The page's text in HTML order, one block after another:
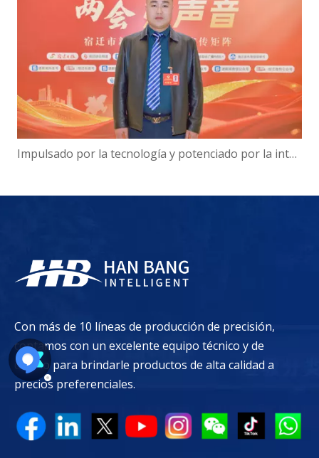
Impulsado por la tecnología y potenciado por la inteligencia: el presidente de Hanbang Intelligence, Gao Yun, sobre el avance del desarrollo del 'Centro de inteligencia digital' de Suqian
Con más de 10 líneas de producción de precisión,
contamos con un excelente equipo técnico y de
diseño para brindarle productos de alta calidad a
precios preferenciales.